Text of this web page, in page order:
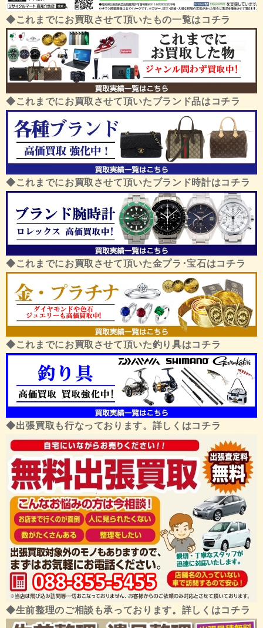
◆これまでにお買取させて頂いたもの一覧はコチラ
◆これまでにお買取させて頂いたブランド品はコチラ
◆これまでにお買取させて頂いたブランド時計はコチラ
◆これまでにお買取させて頂いた金プラ･宝石はコチラ
◆これまでにお買取させて頂いた釣り具はコチラ
◆出張買取も行なっております。詳しくはコチラ
◆生前整理のご相談も承っております。詳しくはコチラ